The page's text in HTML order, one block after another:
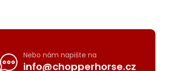
Nebo nám napište na
info@chopperhorse.cz